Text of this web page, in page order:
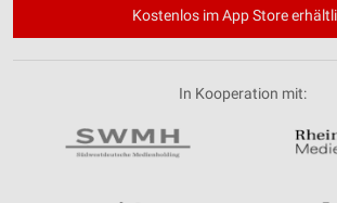
Kostenlos im App Store
In Kooperation mit: